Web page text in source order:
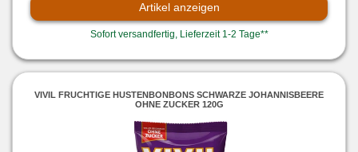
Artikel anzeigen
Sofort versandfertig, Lieferzeit 1-2 Tage**
VIVIL FRUCHTIGE HUSTENBONBONS SCHWARZE JOHANNISBEERE
OHNE ZUCKER 120G